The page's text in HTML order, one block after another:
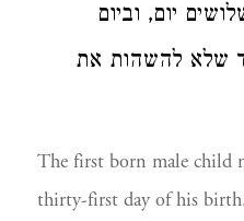
יום, וביום
שלא להשהות את
The first born male child
thirty-first day of his